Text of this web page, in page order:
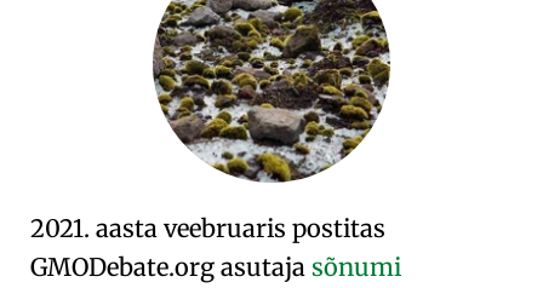
2021. aasta veebruaris postitas
GMODebate.org asutaja sõnumi